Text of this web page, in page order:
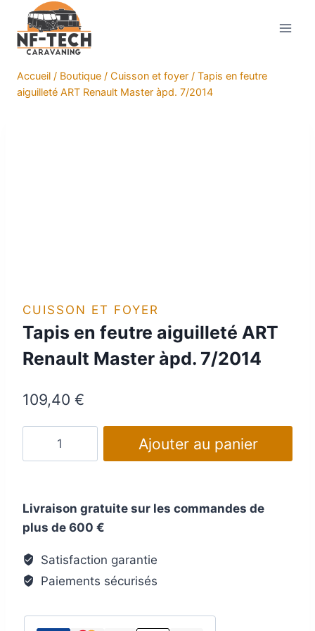
contenu
Accueil / Boutique / Cuisson et foyer / Tapis en feutre
aiguilleté ART Renault Master àpd. 7/2014
CUISSON ET FOYER
Tapis en feutre aiguilleté ART
Renault Master àpd. 7/2014
109,40 €
feutre
aiguilleté
Renault
Master
Ajouter au panier
Livraison gratuite sur les commandes de
plus de 600 €
Satisfaction garantie
Paiements sécurisés